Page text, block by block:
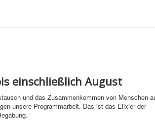
einschließlich August
und das Zusammenkommen von Menschen
unsere Programmarbeit. Das ist das Elixier der